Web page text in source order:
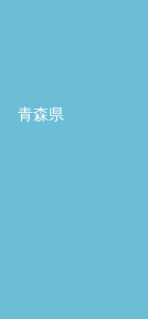
青森県